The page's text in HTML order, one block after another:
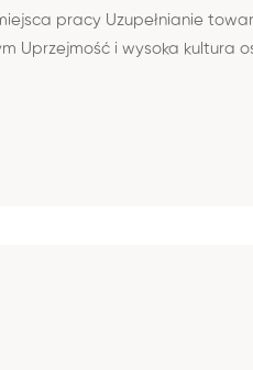
pracy Uzupełnianie
Uprzejmość i wysoka kultura